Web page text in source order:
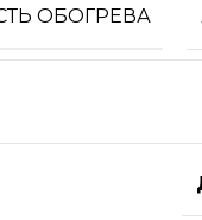
ОБОГРЕВА